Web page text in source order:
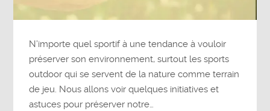
N’importe quel sportif à une tendance à vouloir
préserver son environnement, surtout les sports
outdoor qui se servent de la nature comme terrain
de jeu. Nous allons voir quelques initiatives et
astuces pour préserver notre…